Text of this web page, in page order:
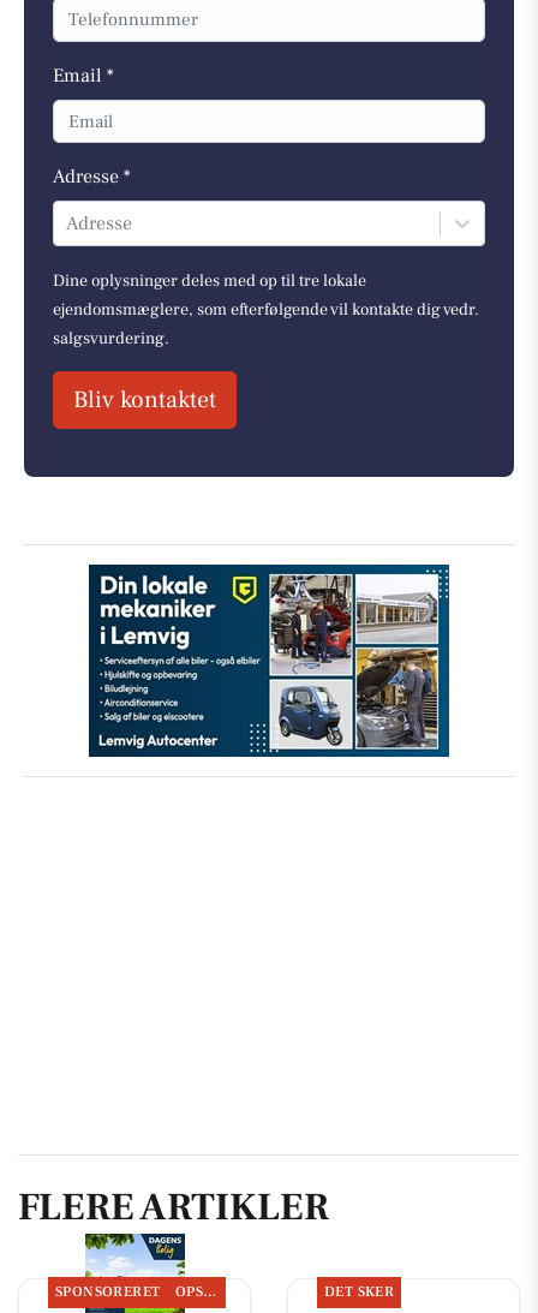
Email *
Adresse *
Adresse
Dine oplysninger deles med op til tre lokale
ejendomsmæglere, som efterfølgende vil kontakte dig vedr.
salgsvurdering.
Bliv kontaktet
FLERE ARTIKLER
SPONSORERET OPSLAGSTAVLEN DET SKER